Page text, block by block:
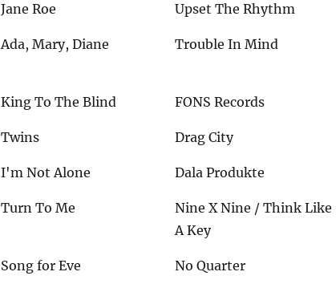
Jane Roe Upset The Rhythm
Ada, Mary, Diane Trouble In Mind
King To The Blind FONS Records
Twins Drag City
I'm Not Alone Dala Produkte
Turn To Me
Nine X Nine / Think Like
A Key
Song for Eve No Quarter